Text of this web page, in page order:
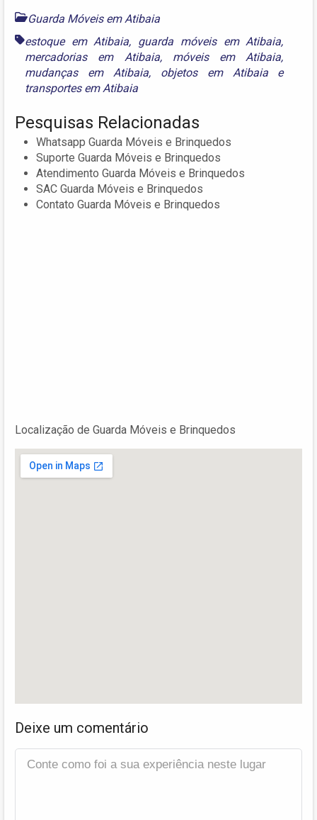
Guarda Móveis em Atibaia
estoque em Atibaia, guarda móveis em Atibaia,
mercadorias em Atibaia, móveis em Atibaia,
mudanças em Atibaia, objetos em Atibaiae
transportes em Atibaia
Pesquisas Relacionadas
Whatsapp Guarda Móveis e Brinquedos
Suporte Guarda Móveis e Brinquedos
Atendimento Guarda Móveis e Brinquedos
SAC Guarda Móveis e Brinquedos
Contato Guarda Móveis e Brinquedos
Localização de Guarda Móveis e Brinquedos
Deixe um comentário